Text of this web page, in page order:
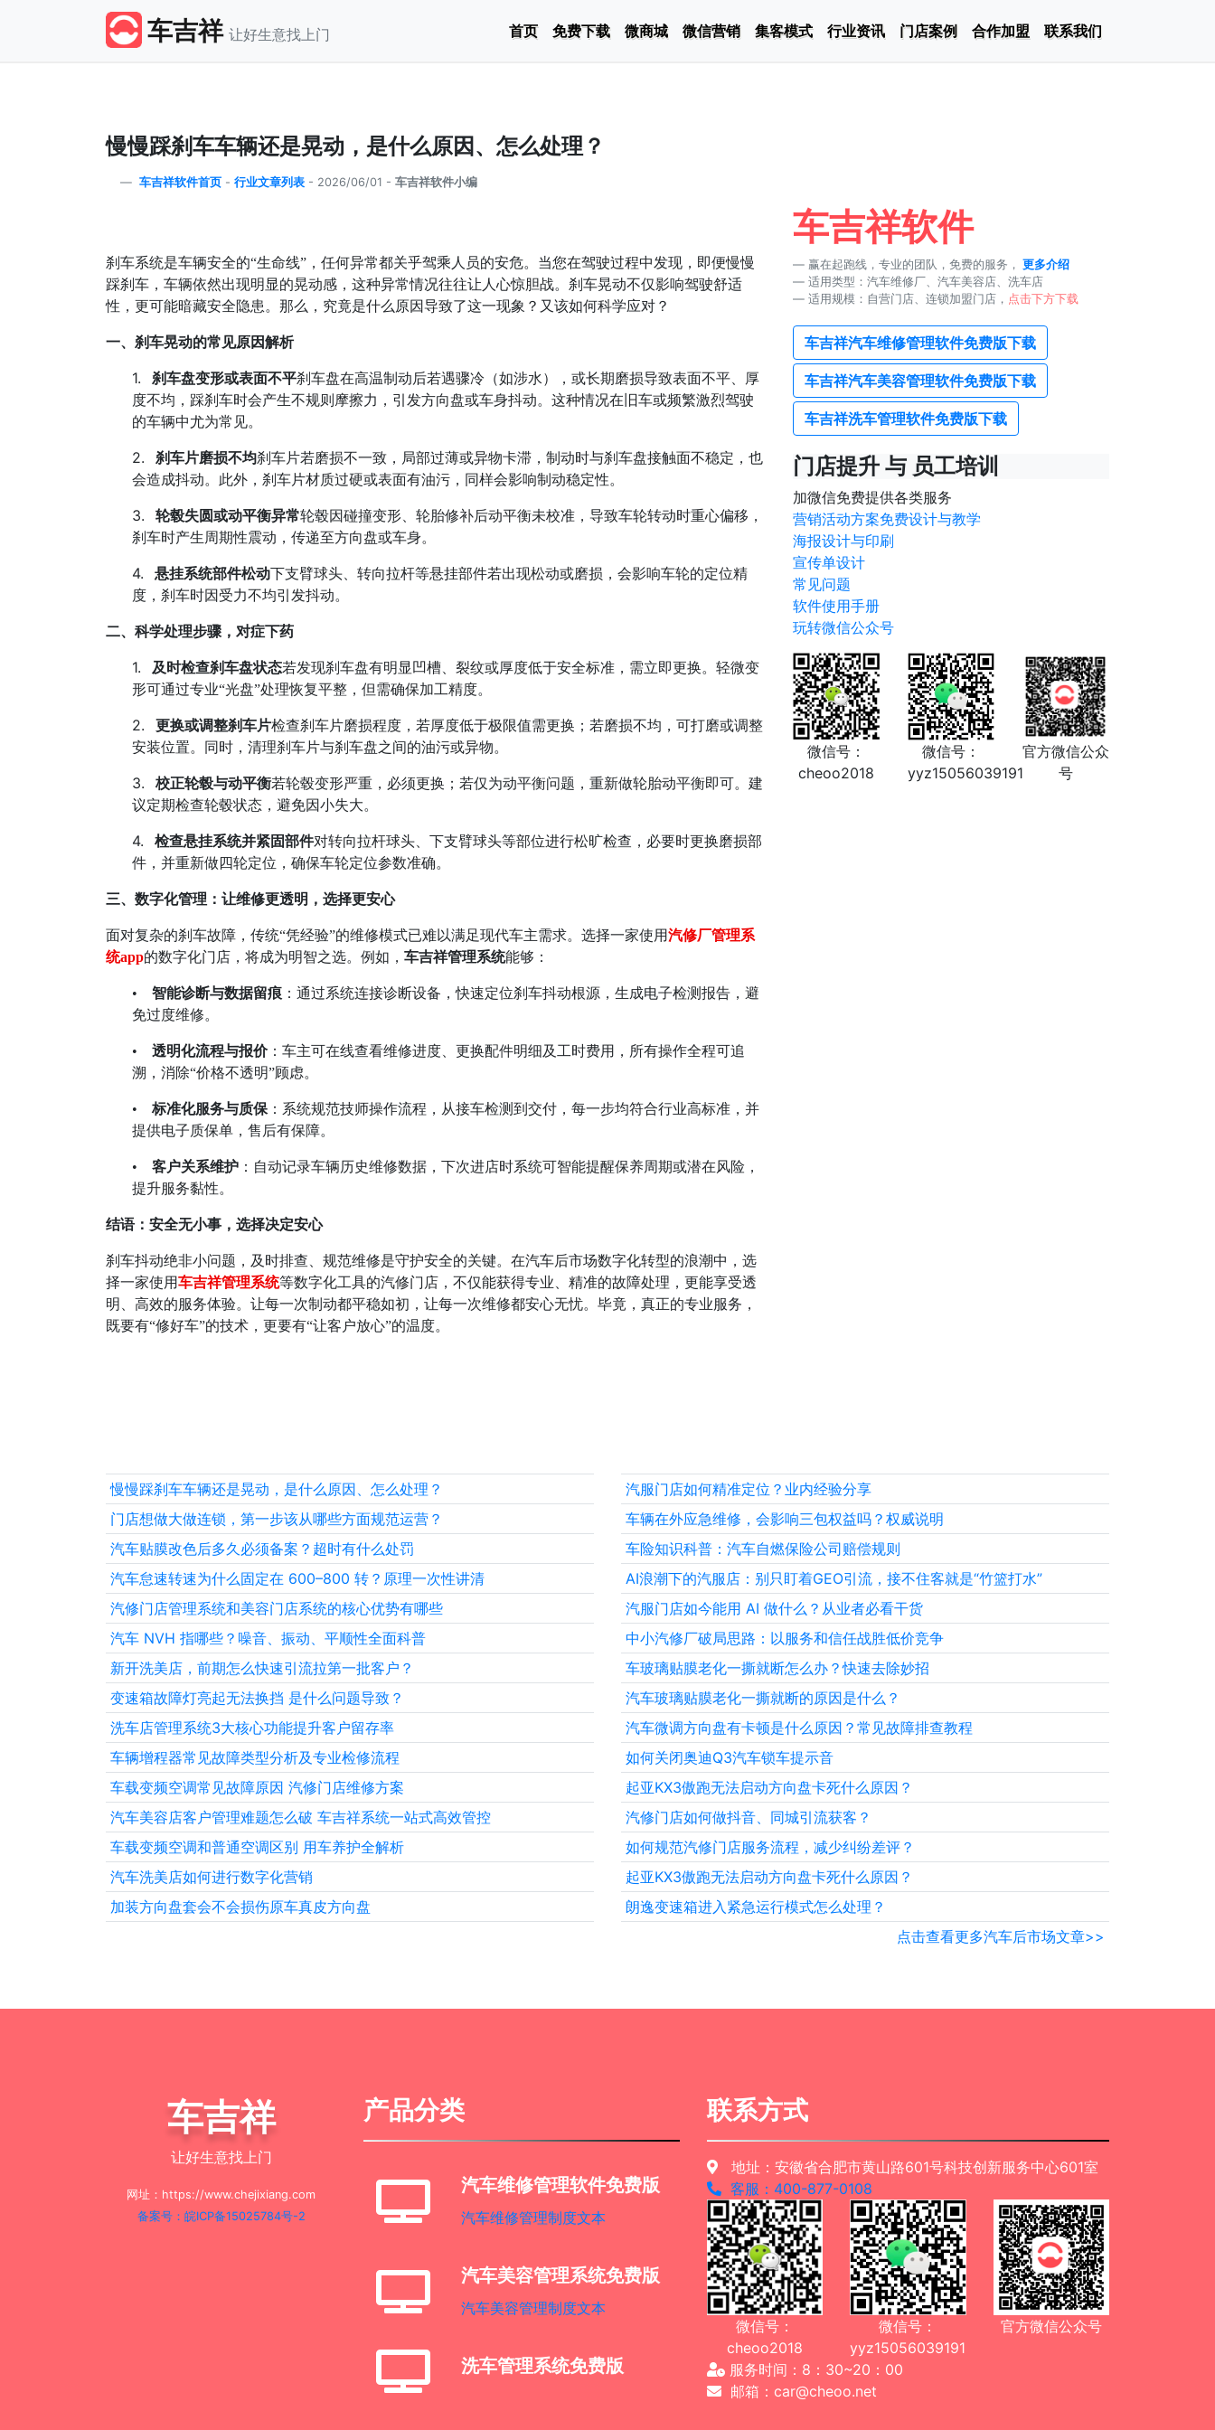
车吉祥 让好生意找上门 首页 免费下载 微商城 微信营销 集客模式 行业资讯 门店案例 合作加盟 联系我们
慢慢踩刹车车辆还是晃动，是什么原因、怎么处理？
车吉祥软件首页 - 行业文章列表 - 2026/06/01 - 车吉祥软件小编
刹车系统是车辆安全的“生命线” ，任何异常都关乎驾乘人员的安危。当您在驾驶过程中发现，即便慢慢
踩刹车，车辆依然出现明显的晃动感，这种异常情况往往让人心惊胆战。刹车晃动不仅影响驾驶舒适
性，更可能暗藏安全隐患。那么，究竟是什么原因导致了这一现象？又该如何科学应对？
一、刹车晃动的常见原因解析
1. 刹车盘变形或表面不平刹车盘在高温制动后若遇骤冷（如涉水），或长期磨损导致表面不平、厚
度不均，踩刹车时会产生不规则摩擦力，引发方向盘或车身抖动。这种情况在旧车或频繁激烈驾驶
的车辆中尤为常见。
2. 刹车片磨损不均刹车片若磨损不一致，局部过薄或异物卡滞，制动时与刹车盘接触面不稳定，也
会造成抖动。此外，刹车片材质过硬或表面有油污，同样会影响制动稳定性。
3. 轮毂失圆或动平衡异常轮毂因碰撞变形、轮胎修补后动平衡未校准，导致车轮转动时重心偏移，
刹车时产生周期性震动，传递至方向盘或车身。
4. 悬挂系统部件松动下支臂球头、转向拉杆等悬挂部件若出现松动或磨损，会影响车轮的定位精
度，刹车时因受力不均引发抖动。
二、科学处理步骤，对症下药
1. 及时检查刹车盘状态若发现刹车盘有明显凹槽、裂纹或厚度低于安全标准，需立即更换。轻微变
形可通过专业“光盘”处理恢复平整，但需确保加工精度。
2. 更换或调整刹车片检查刹车片磨损程度，若厚度低于极限值需更换；若磨损不均，可打磨或调整
安装位置。同时，清理刹车片与刹车盘之间的油污或异物。
3. 校正轮毂与动平衡若轮毂变形严重，必须更换；若仅为动平衡问题，重新做轮胎动平衡即可。建
议定期检查轮毂状态，避免因小失大。
4. 检查悬挂系统并紧固部件对转向拉杆球头、下支臂球头等部位进行松旷检查，必要时更换磨损部
件，并重新做四轮定位，确保车轮定位参数准确。
三、数字化管理：让维修更透明，选择更安心
面对复杂的刹车故障，传统“凭经验”的维修模式已难以满足现代车主需求。选择一家使用汽修厂管理系
统app的数字化门店，将成为明智之选。例如， 车吉祥管理系统能够：
• 智能诊断与数据留痕 ：通过系统连接诊断设备，快速定位刹车抖动根源，生成电子检测报告，避
免过度维修。
• 透明化流程与报价：车主可在线查看维修进度、更换配件明细及工时费用，所有操作全程可追
溯，消除“价格不透明”顾虑。
• 标准化服务与质保 ：系统规范技师操作流程，从接车检测到交付，每一步均符合行业高标准，并
提供电子质保单，售后有保障。
• 客户关系维护 ：自动记录车辆历史维修数据，下次进店时系统可智能提醒保养周期或潜在风险，
提升服务黏性。
结语：安全无小事，选择决定安心
刹车抖动绝非小问题，及时排查、规范维修是守护安全的关键。在汽车后市场数字化转型的浪潮中，选
择一家使用车吉祥管理系统等数字化工具的汽修门店，不仅能获得专业、精准的故障处理，更能享受透
明、高效的服务体验。让每一次制动都平稳如初，让每一次维修都安心无忧。毕竟，真正的专业服务，
既要有“修好车”的技术，更要有“让客户放心”的温度。
车吉祥软件
赢在起跑线，专业的团队，免费的服务， 更多介绍
适用类型：汽车维修厂、汽车美容店、洗车店
适用规模：自营门店、连锁加盟门店， 点击下方下载
车吉祥汽车维修管理软件免费版下载
车吉祥汽车美容管理软件免费版下载
车吉祥洗车管理软件免费版下载
门店提升 与 员工培训
加微信免费提供各类服务
营销活动方案免费设计与教学
海报设计与印刷
宣传单设计
常见问题
软件使用手册
玩转微信公众号
微信号：
cheoo2018
微信号：
yyz15056039191
官方微信公众
号
慢慢踩刹车车辆还是晃动，是什么原因、怎么处理？
门店想做大做连锁，第一步该从哪些方面规范运营？
汽车贴膜改色后多久必须备案？超时有什么处罚
汽车怠速转速为什么固定在 600–800 转？原理一次性讲清
汽修门店管理系统和美容门店系统的核心优势有哪些
汽车 NVH 指哪些？噪音、振动、平顺性全面科普
新开洗美店，前期怎么快速引流拉第一批客户？
变速箱故障灯亮起无法换挡 是什么问题导致？
洗车店管理系统3大核心功能提升客户留存率
车辆增程器常见故障类型分析及专业检修流程
车载变频空调常见故障原因 汽修门店维修方案
汽车美容店客户管理难题怎么破 车吉祥系统一站式高效管控
车载变频空调和普通空调区别 用车养护全解析
汽车洗美店如何进行数字化营销
加装方向盘套会不会损伤原车真皮方向盘
汽服门店如何精准定位？业内经验分享
车辆在外应急维修，会影响三包权益吗？权威说明
车险知识科普：汽车自燃保险公司赔偿规则
AI浪潮下的汽服店：别只盯着GEO引流，接不住客就是“竹篮打水”
汽服门店如今能用 AI 做什么？从业者必看干货
中小汽修厂破局思路：以服务和信任战胜低价竞争
车玻璃贴膜老化一撕就断怎么办？快速去除妙招
汽车玻璃贴膜老化一撕就断的原因是什么？
汽车微调方向盘有卡顿是什么原因？常见故障排查教程
如何关闭奥迪Q3汽车锁车提示音
起亚KX3傲跑无法启动方向盘卡死什么原因？
汽修门店如何做抖音、同城引流获客？
如何规范汽修门店服务流程，减少纠纷差评？
起亚KX3傲跑无法启动方向盘卡死什么原因？
朗逸变速箱进入紧急运行模式怎么处理？
点击查看更多汽车后市场文章>>
车吉祥
让好生意找上门
网址：https://www.chejixiang.com
备案号：皖ICP备15025784号-2
产品分类
汽车维修管理软件免费版
汽车维修管理制度文本
汽车美容管理系统免费版
汽车美容管理制度文本
洗车管理系统免费版
联系方式
地址：安徽省合肥市黄山路601号科技创新服务中心601室
客服：400-877-0108
微信号：
cheoo2018
微信号：
yyz15056039191
官方微信公众号
服务时间：8：30~20：00
邮箱：car@cheoo.net